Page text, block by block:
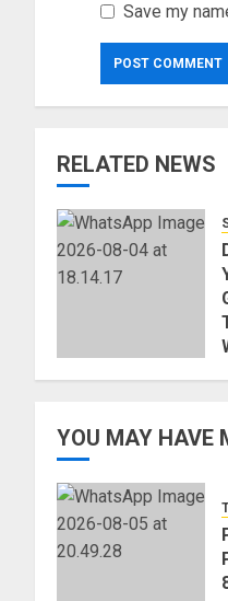
Save my
RELATED NEWS
YOU MAY HAVE